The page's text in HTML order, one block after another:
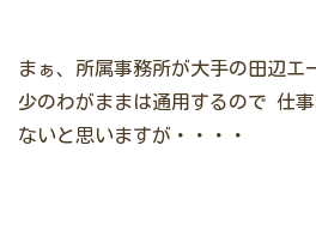
まぁ、所属事務所が大手の田辺エ
少のわがままは通用するので 仕
ないと思いますが・・・・